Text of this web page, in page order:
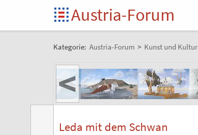
Austria-Forum
Kategorie: Austria-Forum > Kunst und Kultur
<
Leda mit dem Schwan